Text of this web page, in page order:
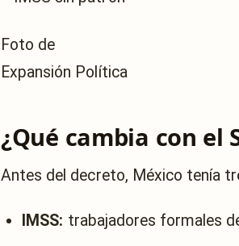
Foto de
Expansión Política
¿Qué cambia con el
Antes del decreto, México tenía
IMSS: trabajadores formales